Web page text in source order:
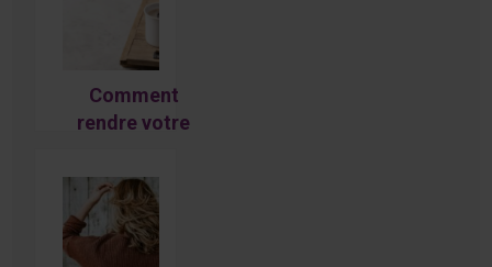
Comment
rendre votre
écolo ?